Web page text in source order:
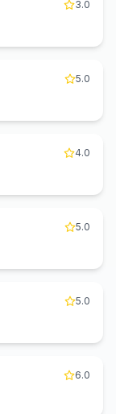
3.0
5.0
4.0
5.0
5.0
6.0